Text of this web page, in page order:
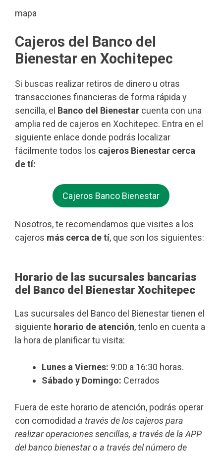
mapa
Cajeros del Banco del
Bienestar en Xochitepec
Si buscas realizar retiros de dinero u otras
transacciones financieras de forma rápida y
sencilla, el Banco del Bienestar cuenta con una
amplia red de cajeros en Xochitepec. Entra en el
siguiente enlace donde podrás localizar
fácilmente todos los cajeros Bienestar cerca
de tí:
Cajeros Banco Bienestar
Nosotros, te recomendamos que visites a los
cajeros más cerca de tí, que son los siguientes:
Horario de las sucursales bancarias
del Banco del Bienestar Xochitepec
Las sucursales del Banco del Bienestar tienen el
siguiente horario de atención, tenlo en cuenta a
la hora de planificar tu visita:
Lunes a Viernes: 9:00 a 16:30 horas.
Sábado y Domingo: Cerrados
Fuera de este horario de atención, podrás operar
con comodidad a través de los cajeros para
realizar operaciones sencillas, a través de la APP
del banco bienestar o a través del número de